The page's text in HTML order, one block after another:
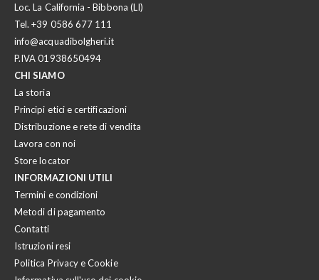
Loc. La California - Bibbona (LI)
Tel.+39 0586 677 111
info@acquadibolgheri.it
P.IVA 01938650494
CHI SIAMO
La storia
Principi etici e certificazioni
Distribuzione e rete di vendita
Lavora con noi
Store locator
INFORMAZIONI UTILI
Termini e condizioni
Metodi di pagamento
Contatti
Istruzioni resi
Politica Privacy e Cookie